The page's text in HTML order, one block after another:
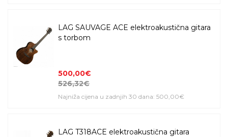
LAG SAUVAGE ACE elektroakustična gitara
s torbom
500,00€
526,32€
Najniža cijena u zadnjih 30 dana: 500,00€
LAG T318ACE elektroakustična gitara